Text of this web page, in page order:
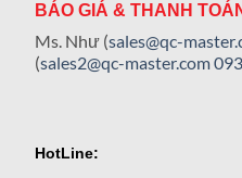
BÁO GIÁ & THANH
Ms. Như (sales@qc-
(sales2@qc-master.com
HotLine: